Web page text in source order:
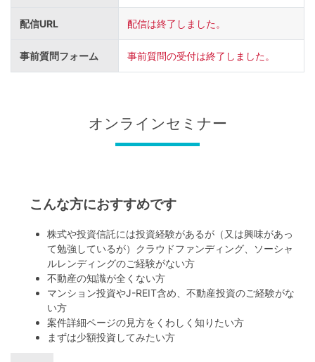
配信URL 配信は終了しました。
事前質問フォーム 事前質問の受付は終了しました。
オンラインセミナー
こんな方におすすめです
株式や投資信託には投資経験があるが（又は興味があっ
て勉強しているが）クラウドファンディング、ソーシャ
ルレンディングのご経験がない方
不動産の知識が全くない方
マンション投資やJ-REIT含め、不動産投資のご経験がな
い方
案件詳細ページの見方をくわしく知りたい方
まずは少額投資してみたい方